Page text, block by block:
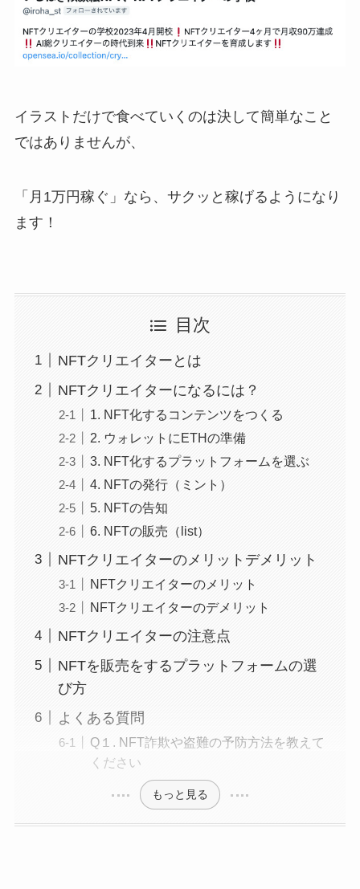
イラストだけで食べていくのは決して簡単なこと
ではありませんが、
「月1万円稼ぐ」なら、サクッと稼げるようになり
ます！
目次
NFTクリエイターとは
NFTクリエイターになるには？
1. NFT化するコンテンツをつくる
2. ウォレットにETHの準備
3. NFT化するプラットフォームを選ぶ
4. NFTの発行（ミント）
5. NFTの告知
6. NFTの販売（list）
NFTクリエイターのメリットデメリット
NFTクリエイターのメリット
NFTクリエイターのデメリット
NFTクリエイターの注意点
NFTを販売をするプラットフォームの選
び方
よくある質問
Q１. NFT詐欺や盗難の予防方法を教えて
ください
もっと見る